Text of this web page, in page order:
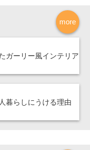
more
ガーリー風インテリア
暮らしにうける理由